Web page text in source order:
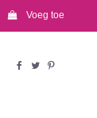
Voeg toe